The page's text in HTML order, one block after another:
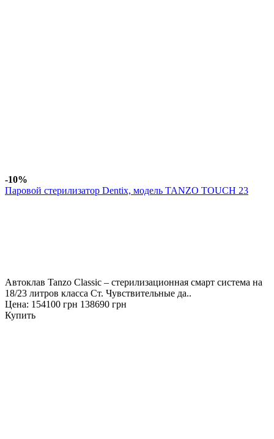
-10%
Паровой стерилизатор Dentix, модель TANZO TOUCH 23
Автоклав Tanzo Classic – стерилизационная смарт система на
18/23 литров класса Ст. Чувствительные да..
Цена: 154100 грн 138690 грн
Купить